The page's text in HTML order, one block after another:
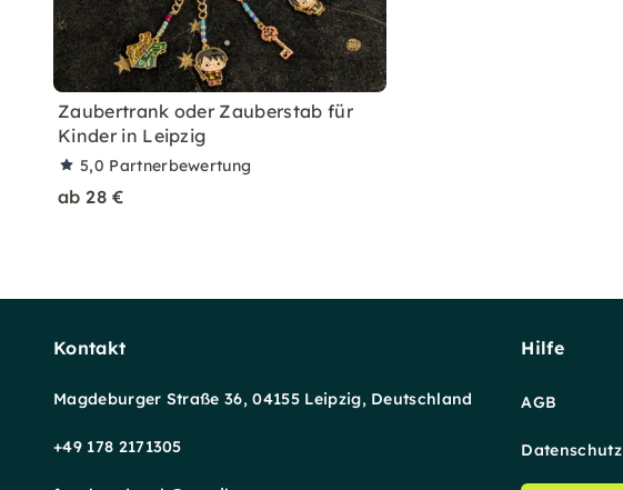
Zaubertrank oder Zauberstab für
Kinder in Leipzig
5,0 Partnerbewertung
ab 28 €
Kontakt
Magdeburger Straße 36, 04155 Leipzig, Deutschland
+49 178 2171305
Hilfe
AGB
Datenschutz